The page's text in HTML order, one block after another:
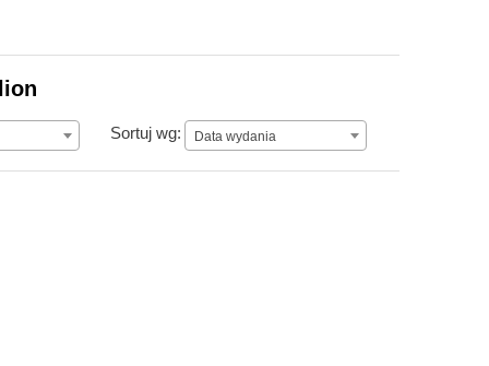
Sortuj wg: Data wydania
Data wydania